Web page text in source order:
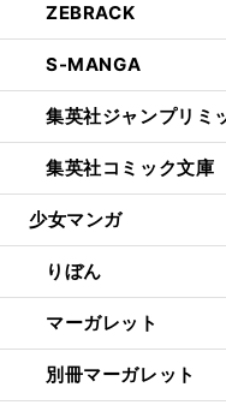
ZEBRACK
S-MANGA
集英社ジャンプリミ
集英社コミック文庫
少女マンガ
りぼん
マーガレット
別冊マーガレット